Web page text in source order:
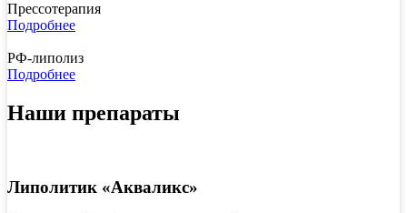
Прессотерапия
Подробнее
РФ-липолиз
Подробнее
Наши препараты
Липолитик «Акваликс»